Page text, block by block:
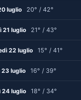
luglio 20° / 42°
21 luglio 21° / 43°
22 luglio 15° / 41°
luglio 16° / 39°
24 luglio 18° / 34°